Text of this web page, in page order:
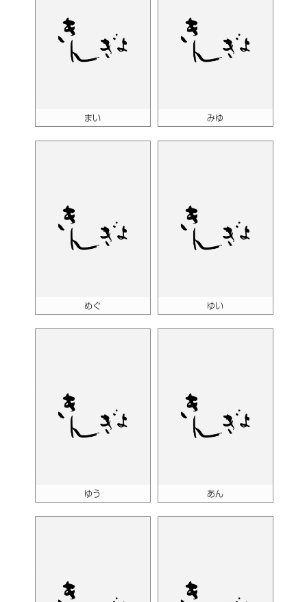
まい みゆ
めぐ ゆい
ゆう あん